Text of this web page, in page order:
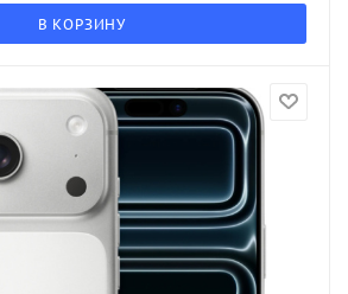
В КОРЗИНУ